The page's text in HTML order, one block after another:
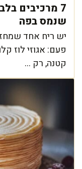
7 מרכיבים
שנמס בפה
יש ריח אחד
פעם: אגוזי לוז
קטנה, רק ...